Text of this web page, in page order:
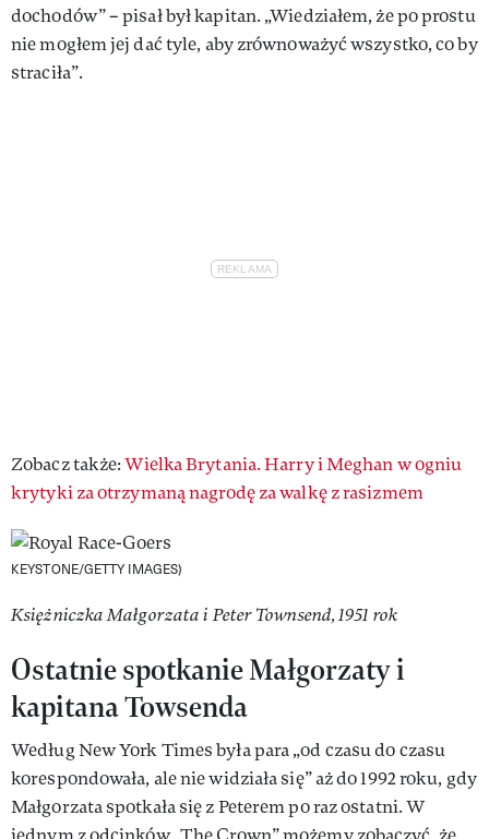
dochodów” – pisał był kapitan. „Wiedziałem, że po prostu
nie mogłem jej dać tyle, aby zrównoważyć wszystko, co by
straciła”.
Zobacz także:Wielka Brytania. Harry i Meghan w ogniu
krytyki za otrzymaną nagrodę za walkę z rasizmem
KEYSTONE/GETTY IMAGES)
Księżniczka Małgorzata i Peter Townsend, 1951 rok
Ostatnie spotkanie Małgorzaty i
kapitana Towsenda
Według New York Times była para „od czasu do czasu
korespondowała, ale nie widziała się” aż do 1992 roku, gdy
Małgorzata spotkała się z Peterem po raz ostatni. W